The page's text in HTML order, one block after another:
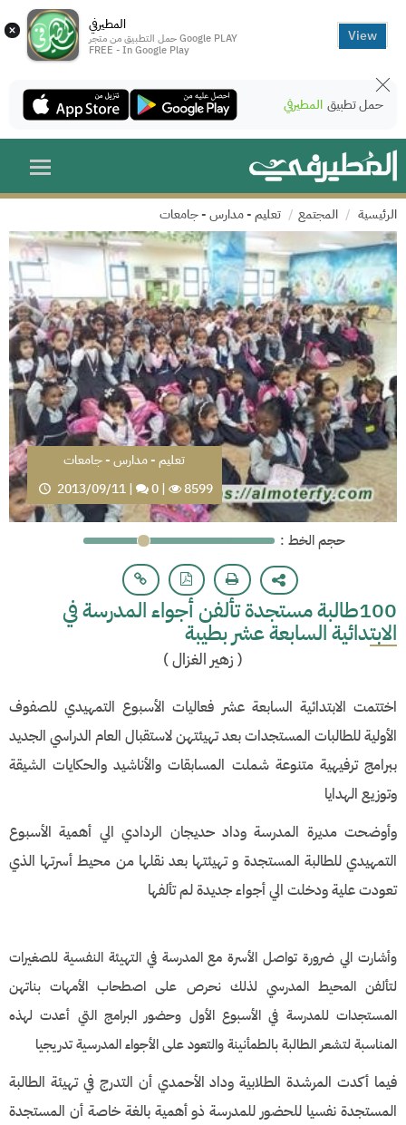
× المطيرفي
حمل التطبيق من متجر Google PLAY
FREE - In Google Play
View
حمل تطبيق المطيرفي
الرئيسية المجتمع تعليم - مدارس - جامعات
تعليم - مدارس - جامعات
2013/09/11| 0| 8599
: حجم الخط
100طالبة مستجدة تألفن أجواء المدرسة في
الابتدائية السابعة عشر بطيبة
( زهير الغزال)
اختتمت الابتدائية السابعة عشر فعاليات الأسبوع التمهيدي للصفوف
الأولية للطالبات المستجدات بعد تهيئتهن لاستقبال العام الدراسي الجديد
ببرامج ترفيهية متنوعة شملت المسابقات والأناشيد والحكايات الشيقة
وتوزيع الهدايا
وأوضحت مديرة المدرسة وداد حديجان الردادي الي أهمية الأسبوع
التمهيدي للطالبة المستجدة و تهيئتها بعد نقلها من محيط أسرتها الذي
تعودت علية ودخلت الي أجواء جديدة لم تألفها
وأشارت الي ضرورة تواصل الأسرة مع المدرسة في التهيئة النفسية للصغيرات
لتألفن المحيط المدرسي لذلك نحرص على اصطحاب الأمهات بناتهن
المستجدات للمدرسة في الأسبوع الأول وحضور البرامج التي أعدت لهذه
المناسبة لتشعر الطالبة بالطمأنينة والتعود على الأجواء المدرسية تدريجيا
فيما أكدت المرشدة الطلابية وداد الأحمدي أن التدرج في تهيئة الطالبة
المستجدة نفسيا للحضور للمدرسة ذو أهمية بالغة خاصة أن المستجدة